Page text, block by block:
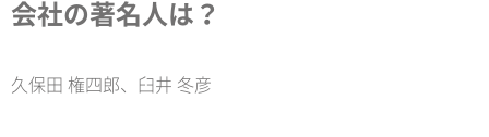
会社の著名人は？
久保田 権四郎、臼井 冬彦